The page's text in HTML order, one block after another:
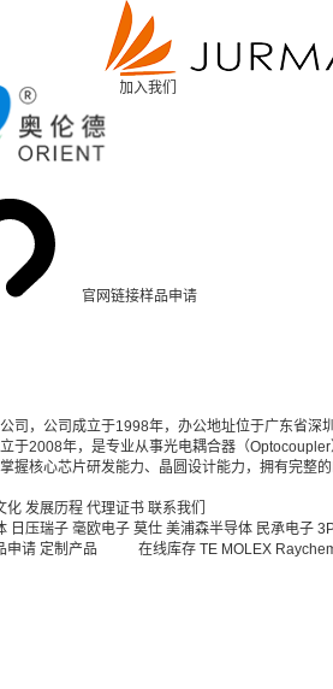
在线库存 加入我们
官网链接样品申请
司，公司成立于1998年，办公地址位于广东省
于2008年，是专业从事光电耦合器（
握核心芯片研发能力、晶圆设计能力，拥有完整
化 发展历程 代理证书 联系我们
日压瑞子 毫欧电子 莫仕 美浦森半导体 民承电子
申请 定制产品 在线库存 TE MOLEX